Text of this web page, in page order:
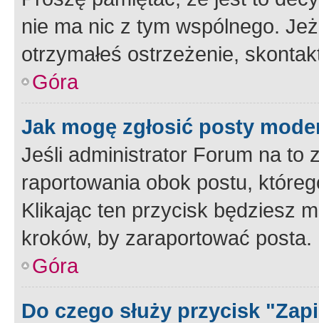
nie ma nic z tym wspólnego.
otrzymałeś ostrzeżenie,
Góra
Jak mogę zgłosić posty
Jeśli administrator Forum na to
raportowania obok postu,
Klikając ten przycisk będziesz
kroków, by zaraportować posta.
Góra
Do czego służy przycisk